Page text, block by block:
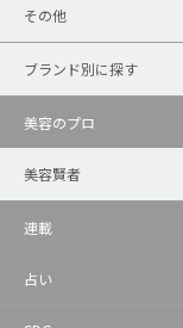
その他
ブランド別に探す
美容のプロ
美容賢者
連載
占い